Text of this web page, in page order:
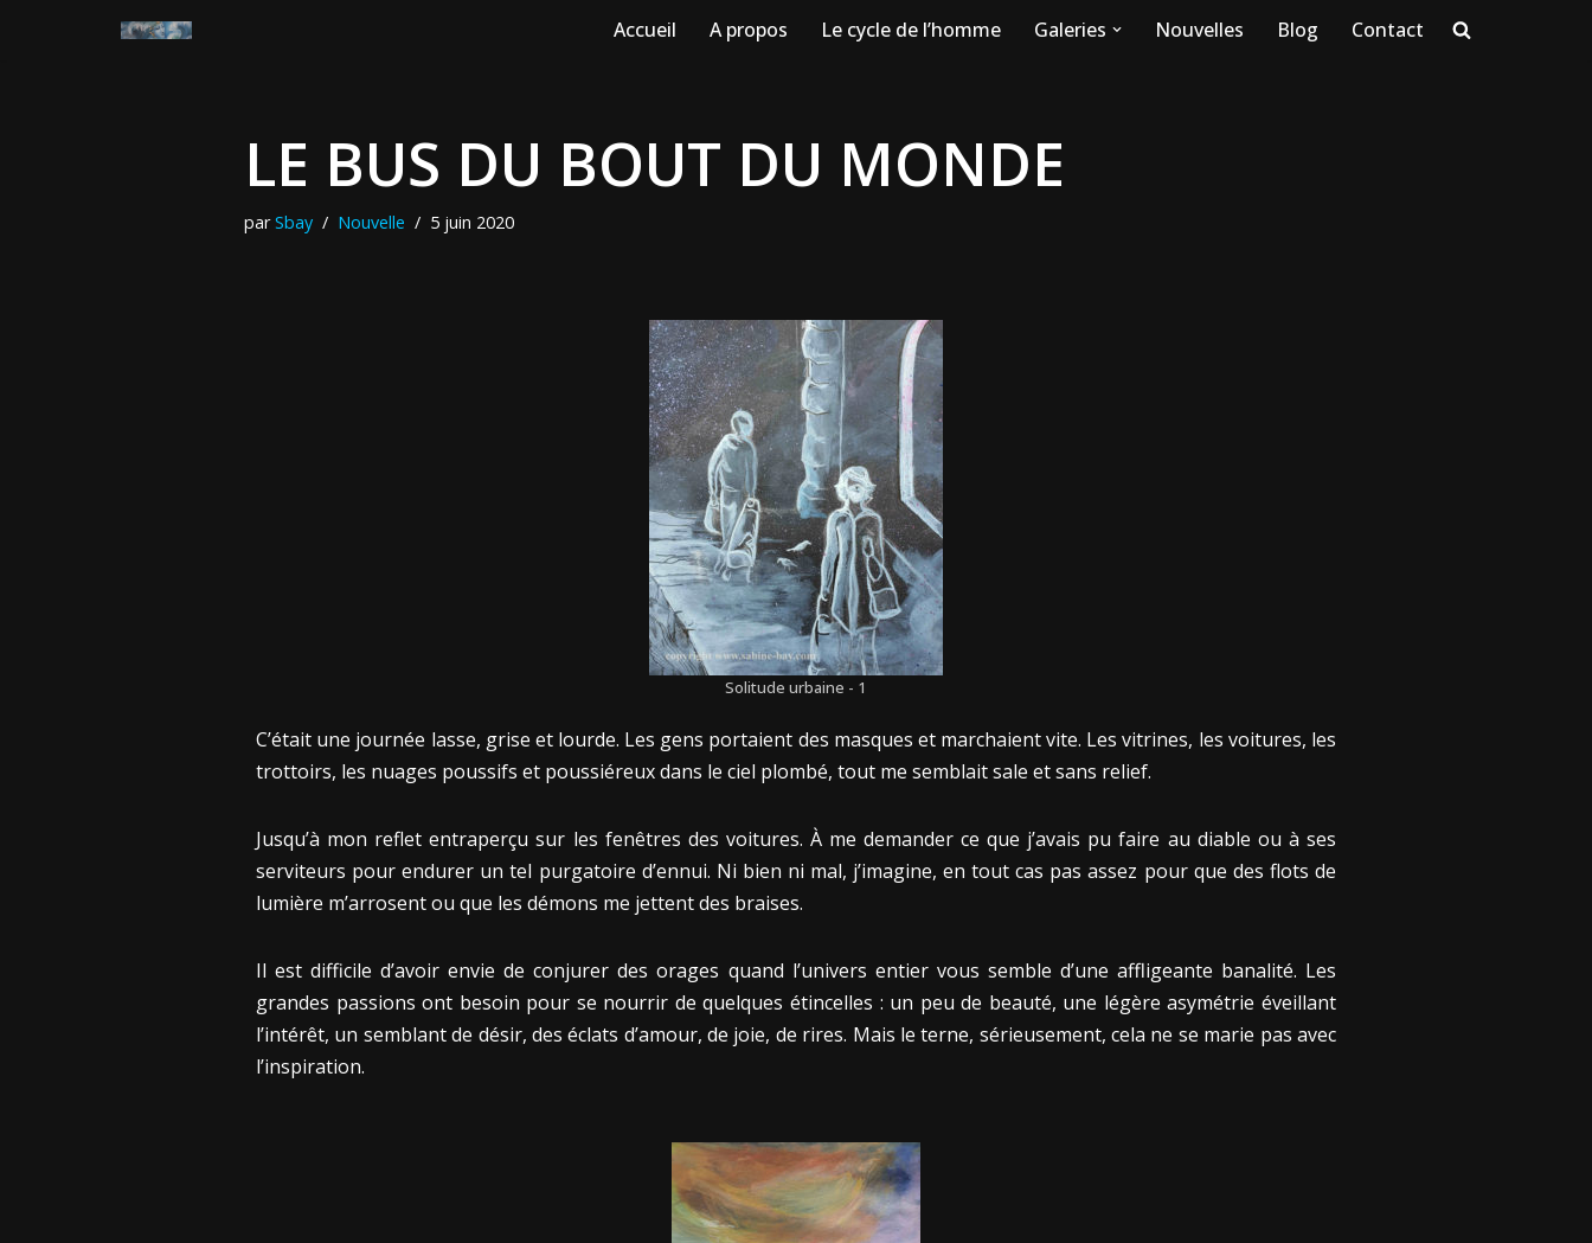
Accueil A propos Le cycle de l’homme Galeries Nouvelles Blog Contact
LE BUS DU BOUT DU MONDE
parSbay Nouvelle 5 juin 2020
Solitude urbaine - 1
C’était une journée lasse, grise et lourde. Les gens portaient des masques et marchaient vite. Les vitrines, les voitures, les
trottoirs, les nuages poussifs et poussiéreux dans le ciel plombé, tout me semblait sale et sans relief.
Jusqu’à mon reflet entraperçu sur les fenêtres des voitures. À me demander ce que j’avais pu faire au diable ou à ses
serviteurs pour endurer un tel purgatoire d’ennui. Ni bien ni mal, j’imagine, en tout cas pas assez pour que des flots de
lumière m’arrosent ou que les démons me jettent des braises.
Il est difficile d’avoir envie de conjurer des orages quand l’univers entier vous semble d’une affligeante banalité. Les
grandes passions ont besoin pour se nourrir de quelques étincelles : un peu de beauté, une légère asymétrie éveillant
l’intérêt, un semblant de désir, des éclats d’amour, de joie, de rires. Mais le terne, sérieusement, cela ne se marie pas avec
l’inspiration.